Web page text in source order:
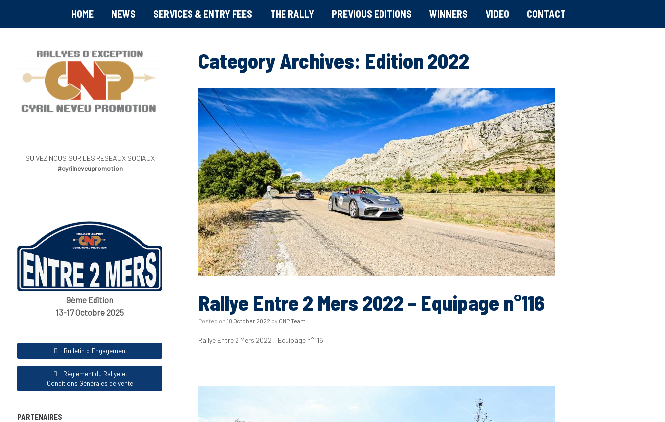
HOME NEWS SERVICES & ENTRY FEES THE RALLY PREVIOUS EDITIONS WINNERS VIDEO CONTACT
Category Archives: Edition 2022
Rallye Entre 2 Mers 2022 – Equipage n°116
Posted on 18 October 2022 by CNP Team
Rallye Entre 2 Mers 2022 – Equipage n°116
SUIVEZ NOUS SUR LES RESEAUX SOCIAUX
#cyrilneveupromotion
9ème Edition
13-17 Octobre 2025
Bulletin d' Engagement
Règlement du Rallye et
Conditions Générales de vente
PARTENAIRES